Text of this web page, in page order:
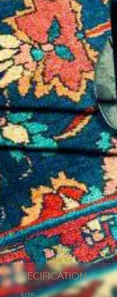
Specification